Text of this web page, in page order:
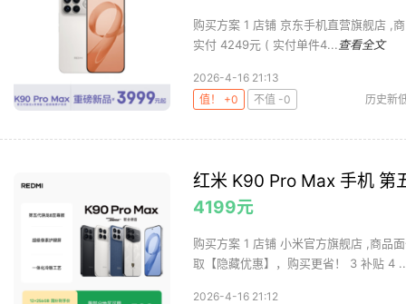
购买方案 1 店铺 京东手机直营旗舰店 ,
实付 4249元 ( 实付单件4... 查看全文
2026-4-16 21:13
值！ +0
不值 -0 历史新
红米 K90 Pro Max 手机 第
4199元
购买方案 1 店铺 小米官方旗舰店 ,商品
取【隐藏优惠】，购买更省！ 3 补贴 4
2026-4-16 21:12